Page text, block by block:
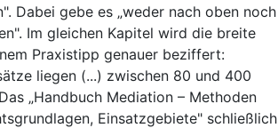
Dabei gebe es „weder nach oben noch
Im gleichen Kapitel wird die breite
Praxistipp genauer beziffert:
liegen (...) zwischen 80 und 400
„Handbuch Mediation – Methoden
Einsatzgebiete" schließlich